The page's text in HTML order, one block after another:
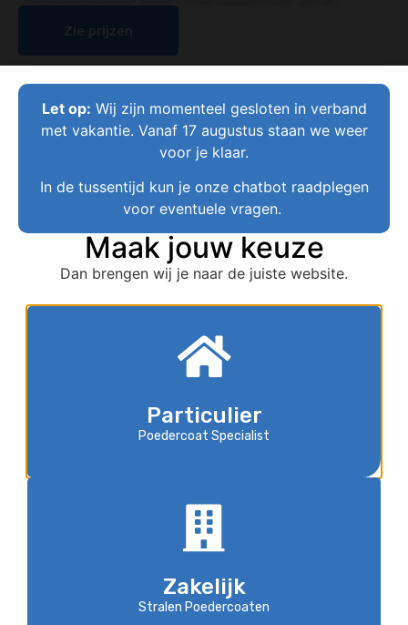
Zie prijzen
Let op: Wij zijn momenteel gesloten in verband
met vakantie. Vanaf 17 augustus staan we weer
voor je klaar.
In de tussentijd kun je onze chatbot raadplegen
voor eventuele vragen.
Maak jouw keuze
Dan brengen wij je naar de juiste website.
Particulier
Poedercoat Specialist
Zakelijk
Stralen Poedercoaten